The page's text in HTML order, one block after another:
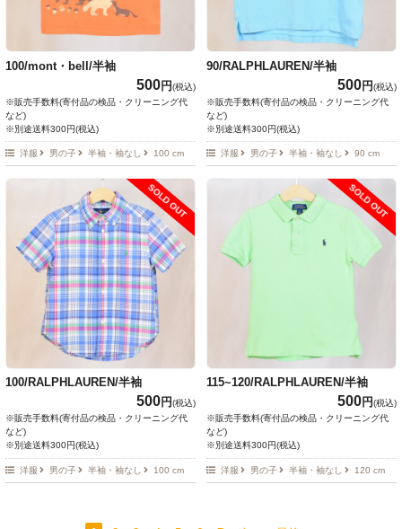
100/mont・bell/半袖
500円(税込)
※販売手数料(寄付品の検品・クリーニング代
など)
※別途送料300円(税込)
洋服 男の子 半袖・袖なし 100 cm
90/RALPHLAUREN/半袖
500円(税込)
※販売手数料(寄付品の検品・クリーニング代
など)
※別途送料300円(税込)
洋服 男の子 半袖・袖なし 90 cm
SOLD OUT
100/RALPHLAUREN/半袖
500円(税込)
※販売手数料(寄付品の検品・クリーニング代
など)
※別途送料300円(税込)
洋服 男の子 半袖・袖なし 100 cm
SOLD OUT
115~120/RALPHLAUREN/半袖
500円(税込)
※販売手数料(寄付品の検品・クリーニング代
など)
※別途送料300円(税込)
洋服 男の子 半袖・袖なし 120 cm